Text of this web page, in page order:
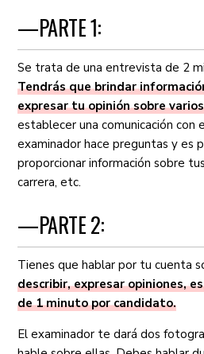
—PARTE 1:
Se trata de una entrevista de 2
Tendrás que brindar
expresar tu opinión sobre
establecer una comunicación con
examinador hace preguntas y es
proporcionar información sobre
carrera, etc.
—PARTE 2:
Tienes que hablar por tu cuenta
describir, expresar opiniones,
de 1 minuto por candidato.
El examinador te dará dos